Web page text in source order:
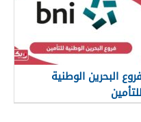
البحرين الوطنية
للتأمين